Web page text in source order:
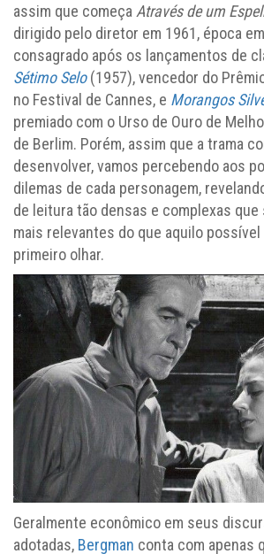
assim que começa Através de um
dirigido pelo diretor em 1961, época
consagrado após os lançamentos de
Sétimo Selo(1957), vencedor do
no Festival de Cannes, e Morangos
premiado com o Urso de Ouro de
de Berlim. Porém, assim que a trama
desenvolver, vamos percebendo aos
dilemas de cada personagem,
de leitura tão densas e complexas
mais relevantes do que aquilo
primeiro olhar.
Geralmente econômico em seus
adotadas, Bergman conta com apenas